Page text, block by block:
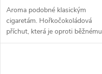
Aroma podobné klasickým
cigaretám. Hořkočokoládová
příchut, která je oproti běžnému
tabáku jemnější a nasládlejší. Z